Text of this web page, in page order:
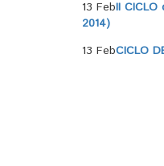
13 FebII CICLO
2014)
13 FebCICLO